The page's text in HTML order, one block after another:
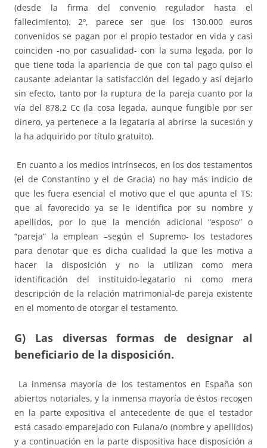
(desde la firma del convenio regulador hasta el
fallecimiento). 2º, parece ser que los 130.000 euros
convenidos se pagan por el propio testador en vida y casi
coinciden -no por casualidad- con la suma legada, por lo
que tiene toda la apariencia de que con tal pago quiso el
causante adelantar la satisfacción del legado y así dejarlo
sin efecto, tanto por la ruptura de la pareja cuanto por la
vía del 878.2 Cc (la cosa legada, aunque fungible por ser
dinero, ya pertenece a la legataria al abrirse la sucesión y
la ha adquirido por título gratuito).
En cuanto a los medios intrínsecos, en los dos testamentos
(el de Constantino y el de Gracia) no hay más indicio de
que les fuera esencial el motivo que el que apunta el TS:
que al favorecido ya se le identifica por su nombre y
apellidos, por lo que la mención adicional “esposo” o
“pareja” la emplean –según el Supremo- los testadores
para denotar que es dicha cualidad la que les motiva a
hacer la disposición y no la utilizan como mera
identificación del instituido-legatario ni como mera
descripción de la relación matrimonial-de pareja existente
en el momento de otorgar el testamento.
G) Las diversas formas de designar al
beneficiario de la disposición.
La inmensa mayoría de los testamentos en España son
abiertos notariales, y la inmensa mayoría de éstos recogen
en la parte expositiva el antecedente de que el testador
está casado-emparejado con Fulana/o (nombre y apellidos)
y a continuación en la parte dispositiva hace disposición a